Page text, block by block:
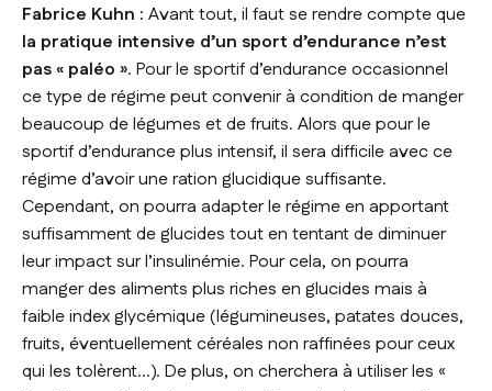
Fabrice Kuhn : Avant tout, il faut se rendre compte que
la pratique intensive d’un sport d’endurance n’est
pas « paléo ». Pour le sportif d’endurance occasionnel
ce type de régime peut convenir à condition de manger
beaucoup de légumes et de fruits. Alors que pour le
sportif d’endurance plus intensif, il sera difficile avec ce
régime d’avoir une ration glucidique suffisante.
Cependant, on pourra adapter le régime en apportant
suffisamment de glucides tout en tentant de diminuer
leur impact sur l’insulinémie. Pour cela, on pourra
manger des aliments plus riches en glucides mais à
faible index glycémique (légumineuses, patates douces,
fruits, éventuellement céréales non raffinées pour ceux
qui les tolèrent…). De plus, on cherchera à utiliser les «